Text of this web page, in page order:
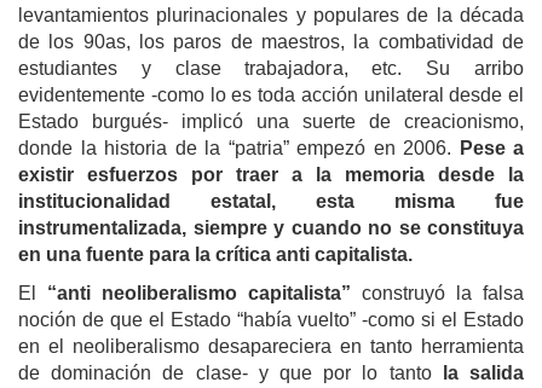
levantamientos plurinacionales y populares de la década
de los 90as, los paros de maestros, la combatividad de
estudiantes y clase trabajadora, etc. Su arribo
evidentemente -como lo es toda acción unilateral desde el
Estado burgués- implicó una suerte de creacionismo,
donde la historia de la “patria” empezó en 2006.
Pese a
existir esfuerzos por traer a
la memoria desde la
institucionalidad estatal, esta misma fue
instrumentalizada, siempre y cuando no se constituya
en una fuente para la crítica anti capitalista.
El “anti neoliberalismo capitalista” construyó la falsa
noción de que el Estado “había vuelto” -como si el Estado
en el neoliberalismo desapareciera en tanto herramienta
de dominación de clase- y que por lo tanto
la salida